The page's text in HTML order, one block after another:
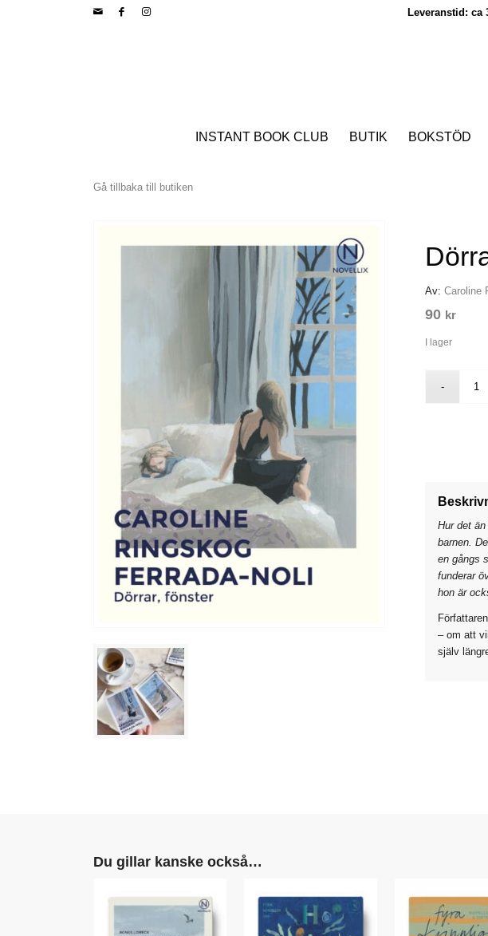
Leveranstid: ca
INSTANT BOOK CLUB BUTIK BOKSTÖD
Gå tillbaka till butiken
Av:Caroline
90 kr
I lager
Hur det
barnen.
en gångs
funderar
hon är
– om att
själv
Du gillar kanske också…